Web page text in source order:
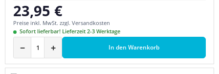
Regulärer Preis:
23,95 €
Preise inkl. MwSt. zzgl. Versandkosten
Sofort lieferbar! Lieferzeit 2-3 Werktage
− + In den Warenkorb